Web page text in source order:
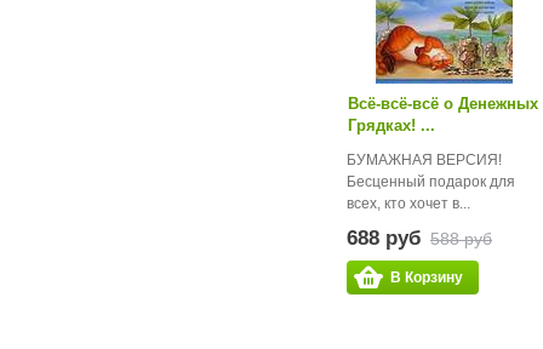
Всё-всё-всё о Денежных
Грядках! ...
БУМАЖНАЯ ВЕРСИЯ!
Бесценный подарок для
всех, кто хочет в...
688 руб 588 руб
В Корзину